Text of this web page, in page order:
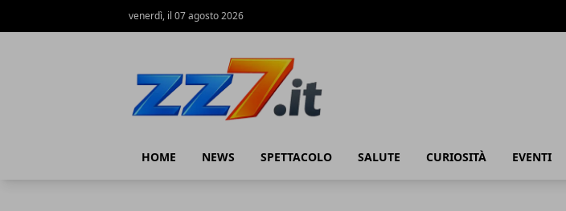
venerdì, il 07 agosto 2026
HOME NEWS SPETTACOLO SALUTE CURIOSITÀ EVENTI